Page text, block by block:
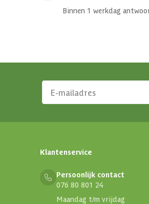
Binnen 1 werkdag
Klantenservice
Persoonlijk contact
076 80 801 24
Maandag t/m vrijdag